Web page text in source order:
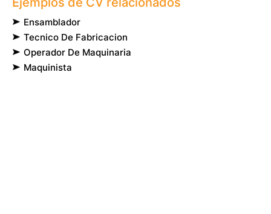
Ensamblador
Tecnico De Fabricacion
Operador De Maquinaria
Maquinista